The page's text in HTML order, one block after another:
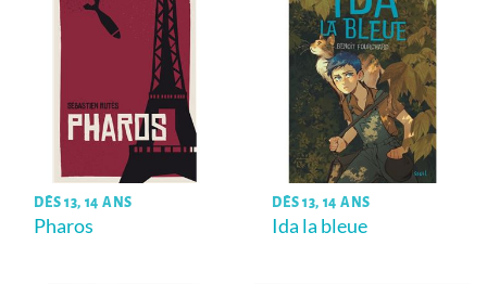
DÈS 13, 14 ANS
Pharos
DÈS 13, 14 ANS
Ida la bleue